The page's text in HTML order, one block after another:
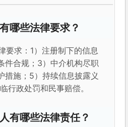
哪些法律要求？
要求：1）注册制下的信息
件合规；3）中介机构尽职
措施；5）持续信息披露义
行政处罚和民事赔偿。
有哪些法律责任？